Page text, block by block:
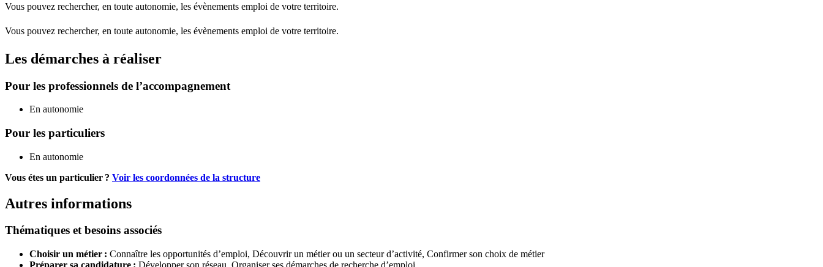
Vous pouvez rechercher, en toute autonomie, les évènements emploi de votre territoire.
Vous pouvez rechercher, en toute autonomie, les évènements emploi de votre territoire.
Les démarches à réaliser
Pour les professionnels de l’accompagnement
En autonomie
Pour les particuliers
En autonomie
Vous étes un particulier ? Voir les coordonnées de la structure
Autres informations
Thématiques et besoins associés
Choisir un métier : Connaître les opportunités d’emploi, Découvrir un métier ou un secteur d’activité, Confirmer son choix de métier